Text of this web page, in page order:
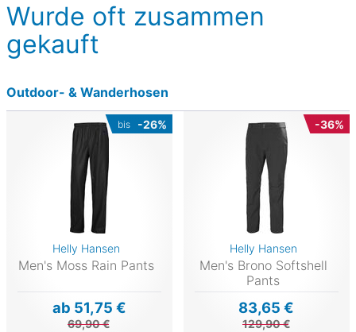
Wurde oft zusammen
gekauft
Outdoor- & Wanderhosen
bis -26%
Helly Hansen
Men's Moss Rain Pants
ab 51,75 €
69,90 €
-36%
Helly Hansen
Men's Brono Softshell
Pants
83,65 €
129,90 €